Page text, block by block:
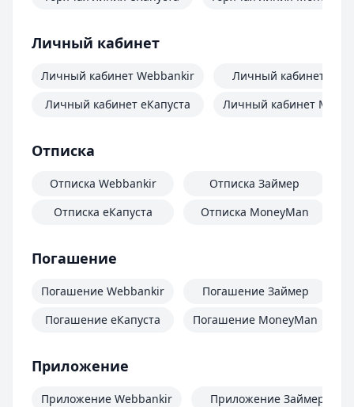
Личный кабинет
Личный кабинет Webbankir
Личный кабинет еКапуста
Личный кабинет
Личный кабинет
Отписка
Отписка Webbankir
Отписка еКапуста
Отписка Займер
Отписка MoneyMan
Погашение
Погашение Webbankir
Погашение еКапуста
Погашение Займер
Погашение MoneyMan
Приложение
Приложение Webbankir
Приложение Займер